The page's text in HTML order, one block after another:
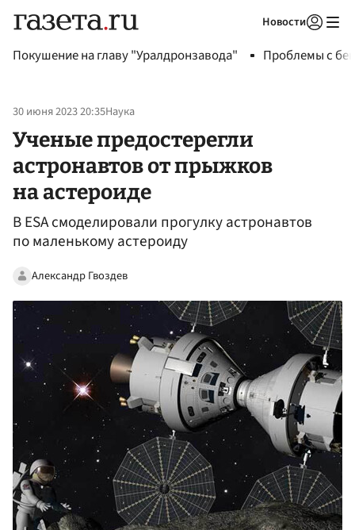
Новости
Покушение на главу "Уралдронзавода" Проблемы с
30 июня 2023 20:35Наука
Ученые предостерегли
астронавтов от прыжков
на астероиде
В ESA смоделировали прогулку астронавтов
по маленькому астероиду
Александр Гвоздев